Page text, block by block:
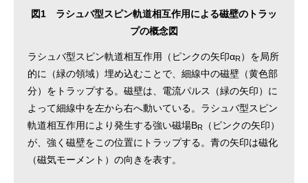
図1 ラシュバ型スピン軌道相互作用による磁壁のトラッ
プの概念図
ラシュバ型スピン軌道相互作用（ピンクの矢印αR ）を局所
的に（緑の領域）埋め込むことで、細線中の磁壁（黄色部
分）をトラップする。磁壁は、電流パルス（緑の矢印）に
よって細線中を左から右へ動いている。ラシュバ型スピン
軌道相互作用により発生する強い磁場BR
（ピンクの矢印）
が、強く磁壁をこの位置にトラップする。青の矢印は磁化
（磁気モーメント）の向きを表す。